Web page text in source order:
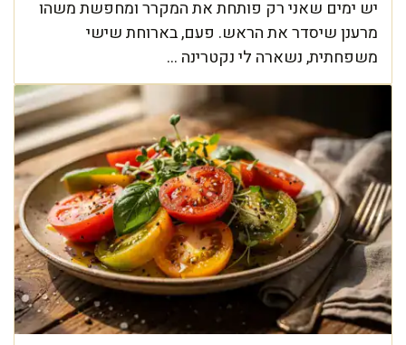
יש ימים שאני רק פותחת את המקרר ומחפשת משהו
מרענן שיסדר את הראש. פעם, בארוחת שישי
משפחתית, נשארה לי נקטרינה ...